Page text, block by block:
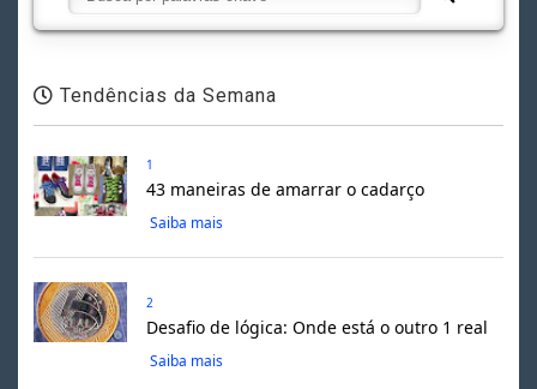
Tendências da Semana
1
43 maneiras de amarrar o cadarço
Saiba mais
2
Desafio de lógica: Onde está o outro 1 real
Saiba mais